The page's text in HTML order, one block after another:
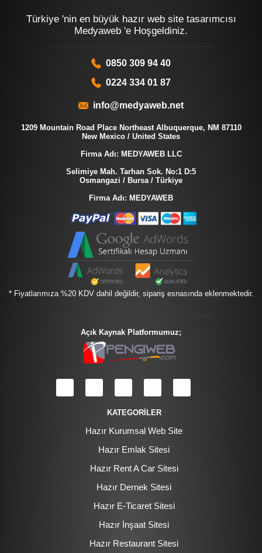
Türkiye 'nin en büyük hazır web site tasarımcısı
Medyaweb 'e Hoşgeldiniz.
0850 309 94 40
0224 334 01 87
info@medyaweb.net
1209 Mountain Road Place Northeast Albuquerque, NM 87110
New Mexico / United States
Firma Adı: MEDYAWEB LLC
Selimiye Mah. Tarhan Sok. No:1 D:5
Osmangazi / Bursa / Türkiye
Firma Adı: MEDYAWEB
* Fiyatlarımıza %20 KDV dahil değildir, sipariş esnasında eklenmektedir.
Açık Kaynak Platformumuz;
KATEGORİLER
Hazır Kurumsal Web Site
Hazır Emlak Sitesi
Hazır Rent A Car Sitesi
Hazır Dernek Sitesi
Hazır E-Ticaret Sitesi
Hazır İnşaat Sitesi
Hazır Restaurant Sitesi